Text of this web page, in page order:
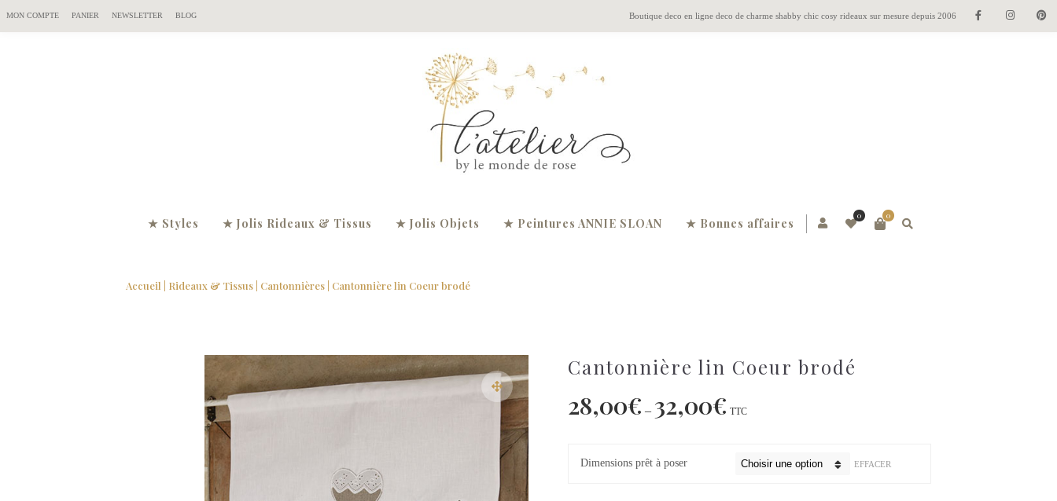
Boutique deco en ligne deco de charme shabby chic cosy rideaux sur mesure depuis 2006
MON COMPTE PANIER NEWSLETTER BLOG
0
0
★ Styles ★ Jolis Rideaux & Tissus ★ Jolis Objets ★ Peintures ANNIE SLOAN ★ Bonnes affaires
Accueil Rideaux & Tissus Cantonnières | Cantonnière lin Coeur brodé
Cantonnière lin Coeur brodé
28,00€ – 32,00€ TTC
Dimensions prêt à poser EFFACER